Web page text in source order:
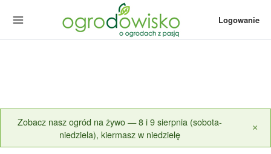
Logowanie
Zobacz nasz ogród na żywo — 8 i 9 sierpnia (sobota-
niedziela), kiermasz w niedzielę
×